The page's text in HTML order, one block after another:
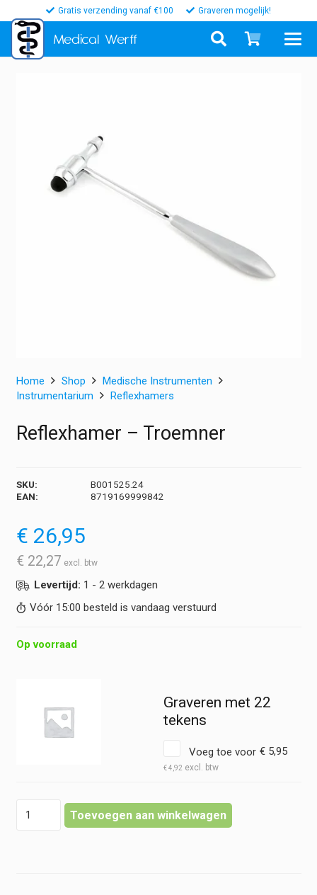
Gratis verzending vanaf €100 Graveren mogelijk!
Medical Werff
Home Shop
Medische Instrumenten
Instrumentarium
Reflexhamers
Reflexhamer – Troemner
SKU:
B001525.24
EAN:
8719169999842
€ 26,95
€ 22,27
Levertijd: 1 - 2 werkdagen
Vóór 15:00 besteld is vandaag verstuurd
Op voorraad
Graveren met 22
tekens
Voeg toe voor € 5,95
€4,92
Reflexhamer
Toevoegen aan winkelwagen